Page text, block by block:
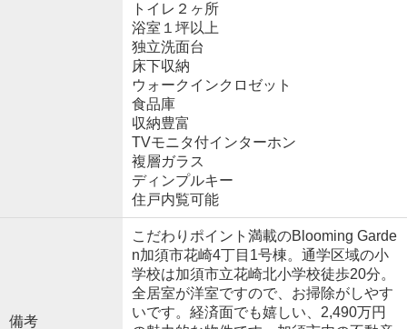
トイレ２ヶ所
浴室１坪以上
独立洗面台
床下収納
ウォークインクロゼット
食品庫
収納豊富
TVモニタ付インターホン
複層ガラス
ディンプルキー
住戸内覧可能
備考
こだわりポイント満載のBlooming Garde
n加須市花崎4丁目1号棟。通学区域の小
学校は加須市立花崎北小学校徒歩20分。
全居室が洋室ですので、お掃除がしやす
いです。経済面でも嬉しい、2,490万円